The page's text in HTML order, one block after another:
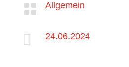
 Allgemein
 24.06.2024